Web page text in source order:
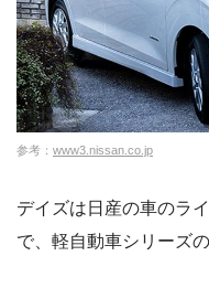
参考： www3.nissan.co.jp
デイズは日産の車のラ
で、軽自動車シリーズ